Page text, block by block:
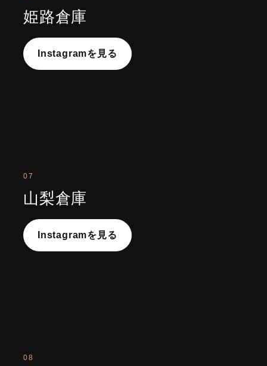
姫路倉庫
Instagramを見る
07
山梨倉庫
Instagramを見る
08